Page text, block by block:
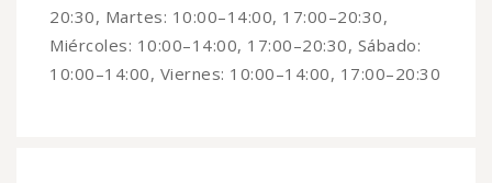
20:30, Martes: 10:00–14:00, 17:00–20:30,
Miércoles: 10:00–14:00, 17:00–20:30, Sábado:
10:00–14:00, Viernes: 10:00–14:00, 17:00–20:30